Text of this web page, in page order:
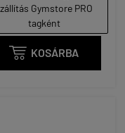
Gymstore PRO
tagként
 KOSÁRBA